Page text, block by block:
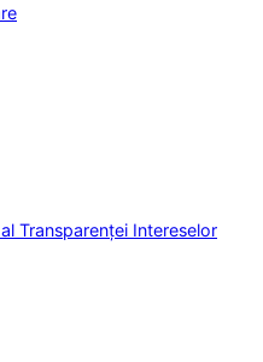
Transparenței Intereselor